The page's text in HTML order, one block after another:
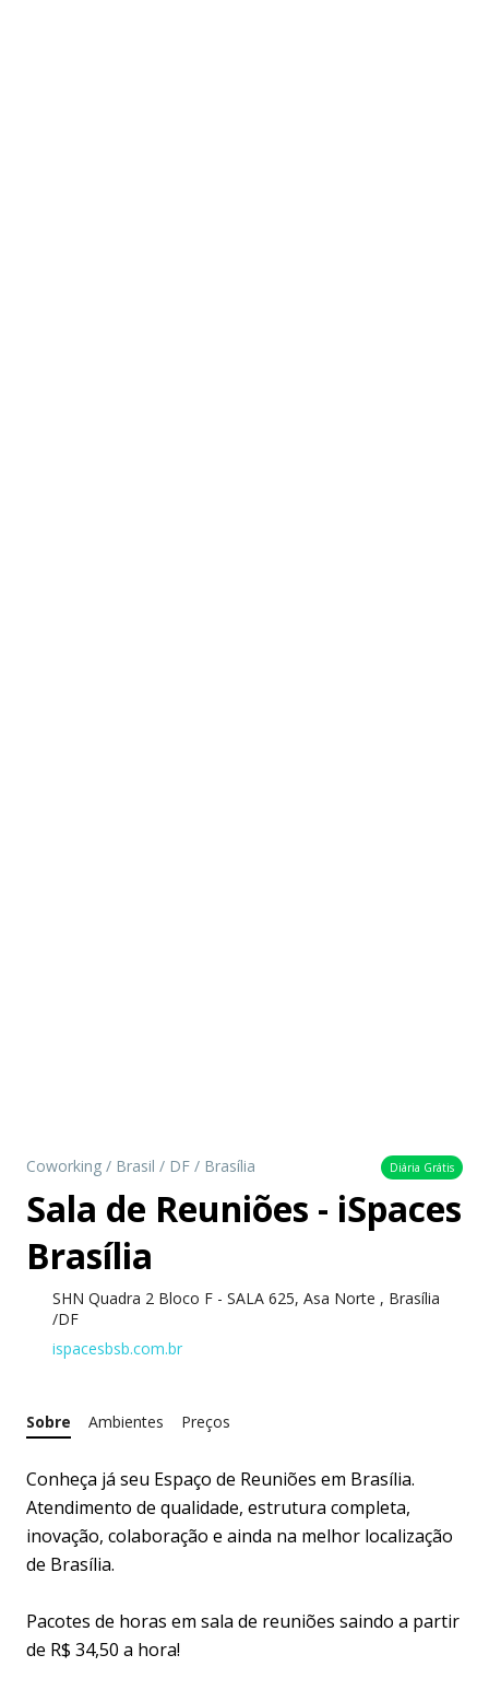
Coworking / Brasil / DF / Brasília Diária Grátis
Sala de Reuniões - iSpaces
Brasília
SHN Quadra 2 Bloco F - SALA 625, Asa Norte , Brasília
/DF
ispacesbsb.com.br
Sobre Ambientes Preços
Conheça já seu Espaço de Reuniões em Brasília.
Atendimento de qualidade, estrutura completa,
inovação, colaboração e ainda na melhor localização
de Brasília.
Pacotes de horas em sala de reuniões saindo a partir
de R$ 34,50 a hora!